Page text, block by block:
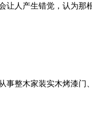
人产生错觉，认为
整木家装实木烤漆